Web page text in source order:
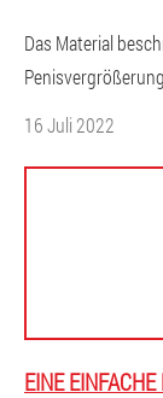
Das Material
16 Juli 2022
EINE